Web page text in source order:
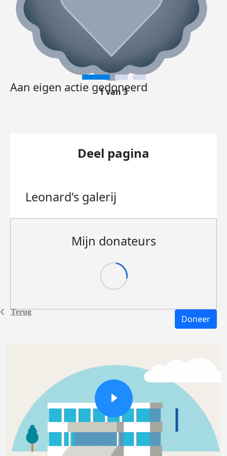
Terug
Aan eigen actie gedoneerd
1 van 3
Deel pagina
Leonard's galerij
Mijn donateurs
Doneer